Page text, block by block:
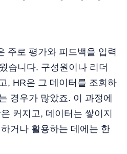
주로 평가와 피드백을 입력
습니다. 구성원이나 리더
, HR은 그 데이터를 조회하
경우가 많았죠. 이 과정에
커지고, 데이터는 쌓이지
거나 활용하는 데에는 한